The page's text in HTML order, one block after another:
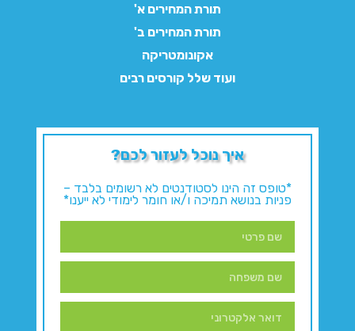
תורת המחירים א'
תורת המחירים ב'
אקונומטריקה
ועוד שלל קורסים רבים
איך נוכל לעזור לכם?
*טופס זה הינו לסטודנטים לא רשומים בלבד –
פניות בנושא תמיכה ו/או חומר לימודי לא ייענו*